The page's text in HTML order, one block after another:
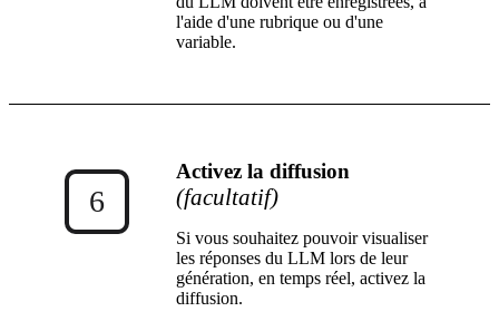
l'aide d'une rubrique ou d'une
variable.
6
Activez la diffusion
(facultatif)
Si vous souhaitez pouvoir visualiser
les réponses du LLM lors de leur
génération, en temps réel, activez la
diffusion.